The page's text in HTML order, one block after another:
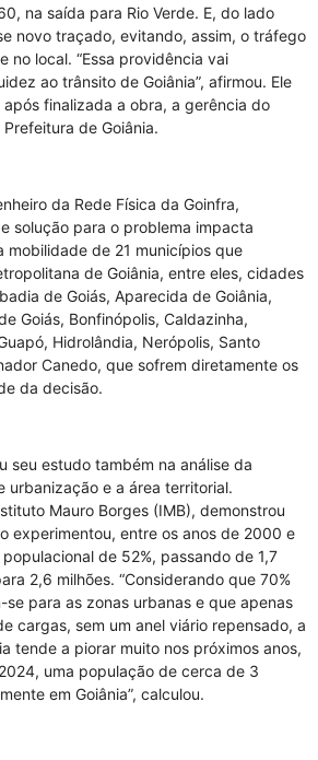
na saída para Rio Verde. E, do lado
novo traçado, evitando, assim, o tráfego
no local. “Essa providência vai
ao trânsito de Goiânia”, afirmou. Ele
finalizada a obra, a gerência do
de Goiânia.
da Rede Física da Goinfra,
solução para o problema impacta
mobilidade de 21 municípios que
de Goiânia, entre eles, cidades
de Goiás, Aparecida de Goiânia,
Goiás, Bonfinópolis, Caldazinha,
Hidrolândia, Nerópolis, Santo
Canedo, que sofrem diretamente os
da decisão.
seu estudo também na análise da
urbanização e a área territorial.
Mauro Borges (IMB), demonstrou
experimentou, entre os anos de 2000 e
de 52%, passando de 1,7
2,6 milhões. “Considerando que 70%
para as zonas urbanas e que apenas
cargas, sem um anel viário repensado, a
tende a piorar muito nos próximos anos,
uma população de cerca de 3
em Goiânia”, calculou.